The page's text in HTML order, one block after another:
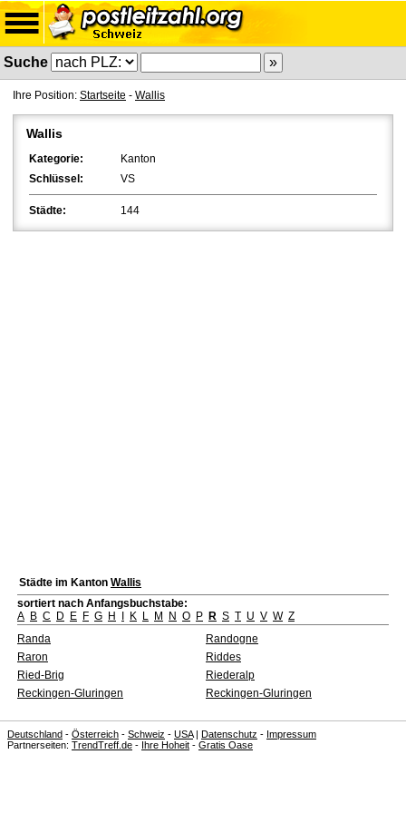
Suche
Ihre Position: Startseite - Wallis
Wallis
Kategorie:
Kanton
Schlüssel:
VS
Städte: 144
Städte im Kanton Wallis
sortiert nach Anfangsbuchstabe:
A B C D E F G H K L M N O P R S T U V W Z
Randa
Randogne
Raron
Riddes
Ried-Brig
Riederalp
Reckingen-Gluringen
Reckingen-Gluringen
Deutschland - Österreich - Schweiz - USA| Datenschutz - Impressum
Partnerseiten: TrendTreff.de - Ihre Hoheit - Gratis Oase